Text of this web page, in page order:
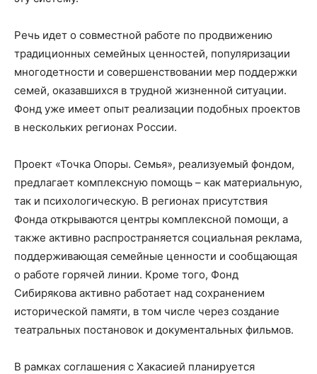
Речь идет о совместной работе по продвижению
традиционных семейных ценностей, популяризации
многодетности и совершенствовании мер поддержки
семей, оказавшихся в трудной жизненной ситуации.
Фонд уже имеет опыт реализации подобных проектов
в нескольких регионах России.
Проект «Точка Опоры. Семья», реализуемый фондом,
предлагает комплексную помощь – как материальную,
так и психологическую. В регионах присутствия
Фонда открываются центры комплексной помощи, а
также активно распространяется социальная реклама,
поддерживающая семейные ценности и сообщающая
о работе горячей линии. Кроме того, Фонд
Сибирякова активно работает над сохранением
исторической памяти, в том числе через создание
театральных постановок и документальных фильмов.
В рамках соглашения с Хакасией планируется